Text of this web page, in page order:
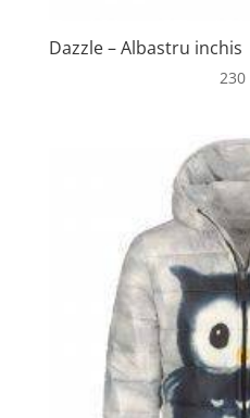
Dazzle – Albastru inchis
230